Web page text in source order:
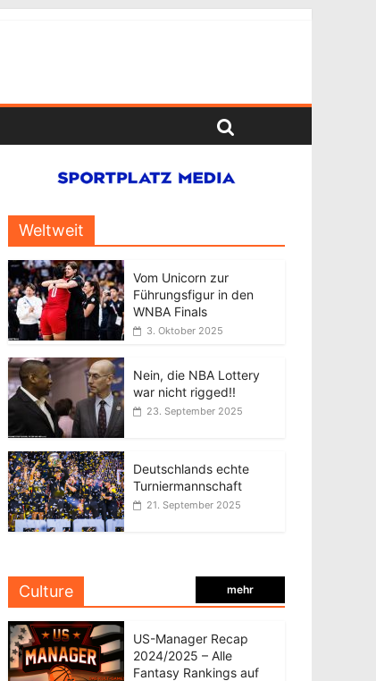
Weltweit
Vom Unicorn zur
Führungsfigur in den
WNBA Finals
3. Oktober 2025
Nein, die NBA Lottery
war nicht rigged!!
23. September 2025
Deutschlands echte
Turniermannschaft
21. September 2025
Culture mehr
US-Manager Recap
2024/2025 – Alle
Fantasy Rankings auf